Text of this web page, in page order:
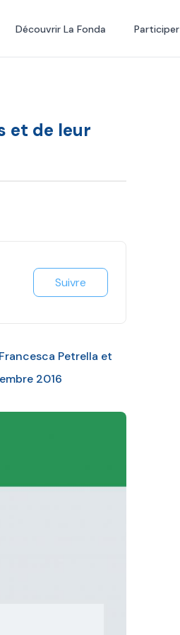
Découvrir La Fonda Participer
et de leur
Suivre
Petrella et
2016